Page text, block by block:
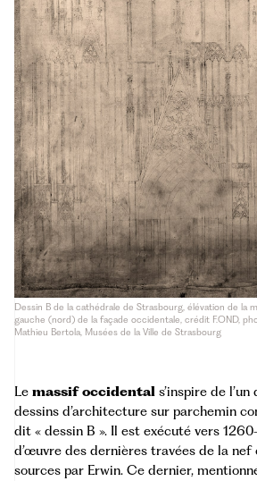
Dessin B de la cathédrale de Strasbourg, élévation de la
gauche (nord) de la façade occidentale, crédit F.OND,
Mathieu Bertola, Musées de la Ville de Strasbourg
Le massif occidental s’inspire de
dessins d’architecture sur parchemin
dit « dessin B ». Il est exécuté vers
d’œuvre des dernières travées de la nef
sources par Erwin. Ce dernier,